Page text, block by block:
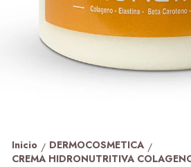
Inicio / DERMOCOSMETICA /
CREMA HIDRONUTRITIVA